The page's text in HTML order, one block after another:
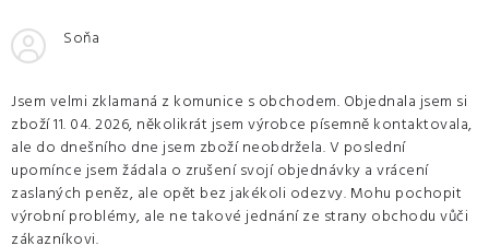
Soňa
Jsem velmi zklamaná z komunice s obchodem. Objednala jsem si
zboží 11. 04. 2026, několikrát jsem výrobce písemně kontaktovala,
ale do dnešního dne jsem zboží neobdržela. V poslední
upomínce jsem žádala o zrušení svojí objednávky a vrácení
zaslaných peněz, ale opět bez jakékoli odezvy. Mohu pochopit
výrobní problémy, ale ne takové jednání ze strany obchodu vůči
zákazníkovi.